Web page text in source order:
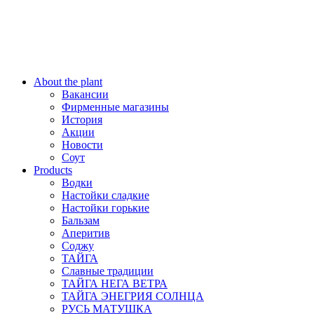
About the plant
Вакансии
Фирменные магазины
История
Акции
Новости
Соут
Products
Водки
Настойки сладкие
Настойки горькие
Бальзам
Аперитив
Соджу
ТАЙГА
Славные традиции
ТАЙГА НЕГА ВЕТРА
ТАЙГА ЭНЕГРИЯ СОЛНЦА
РУСЬ МАТУШКА